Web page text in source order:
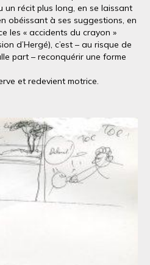
un récit plus long, en se laissant
obéissant à ses suggestions, en
les « accidents du crayon »
d’Hergé), c’est – au risque de
part – reconquérir une forme
et redevient motrice.